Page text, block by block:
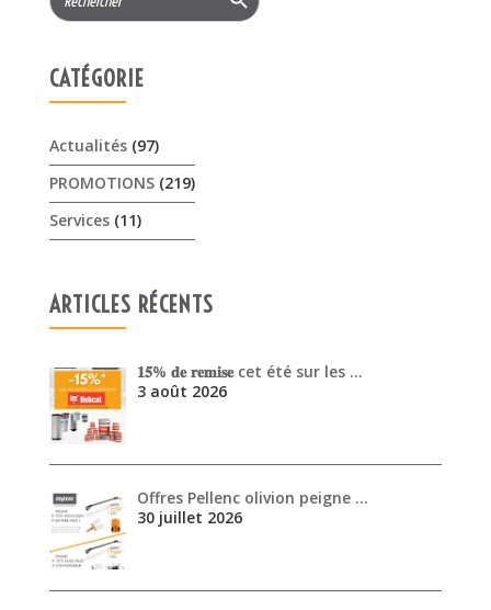
PROMOTIONS
𝟏𝟓% 𝐝𝐞 𝐫𝐞𝐦𝐢𝐬𝐞 cet été sur les …
3 août 2026
Offres Pellenc olivion peigne …
30 juin 2026
ARCHIVES